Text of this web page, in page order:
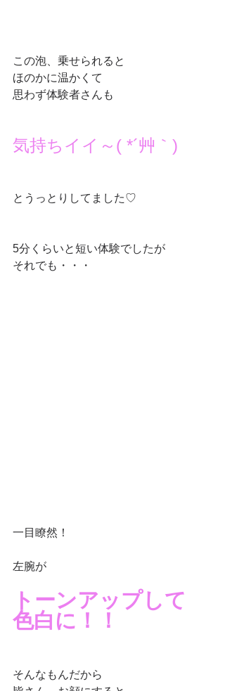
この泡、乗せられると
ほのかに温かくて
思わず体験者さんも
気持ちイイ～( *´艸｀)
とうっとりしてました♡
5分くらいと短い体験でしたが
それでも・・・
一目瞭然！
左腕が
トーンアップして
色白に！！
そんなもんだから